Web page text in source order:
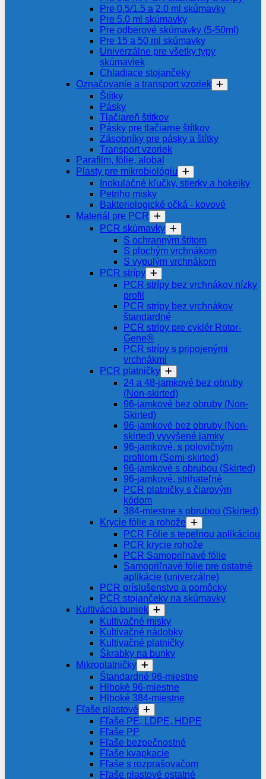
Pre 0.5/1.5 a 2.0 ml skúmavky
Pre 5.0 ml skúmavky
Pre odberové skúmavky (5-50ml)
Pre 15 a 50 ml skúmavky
Univerzálne pre všetky typy
skúmaviek
Chladiace stojančeky
Označovanie a transport vzoriek
Štítky
Pásky
Tlačiareň štítkov
Pásky pre tlačiarne štítkov
Zásobníky pre pásky a štítky
Transport vzoriek
Parafilm, fólie, alobal
Plasty pre mikrobiológiu
Inokulačné kľučky, stierky a hokejky
Petriho misky
Bakteriologické očká - kovové
Materiál pre PCR
PCR skúmavky
S ochranným štítom
S plochým vrchnákom
S vypulým vrchnákom
PCR strípy
PCR strípy bez vrchnákov nízky
profil
PCR strípy bez vrchnákov
štandardné
PCR strípy pre cyklér Rotor-
Gene®
PCR strípy s pripojenými
vrchnákmi
PCR platničky
24 a 48-jamkové bez obruby
(Non-skirted)
96-jamkové bez obruby (Non-
Skirted)
96-jamkové bez obruby (Non-
skirted) vyvýšené jamky
96-jamkové, s polovičným
profilom (Semi-skirted)
96-jamkové s obrubou (Skirted)
96-jamkové, strihateľné
PCR platničky s čiarovým
kódom
384-miestne s obrubou (Skirted)
Krycie fólie a rohože
PCR Fólie s tepelnou aplikáciou
PCR krycie rohože
PCR Samopriľnavé fólie
Samopriľnavé fólie pre ostatné
aplikácie (univerzálne)
PCR príslušenstvo a pomôcky
PCR stojančeky na skúmavky
Kultivácia buniek
Kultivačné misky
Kultivačné nádobky
Kultivačné platničky
Škrabky na bunky
Mikroplatničky
Štandardné 96-miestne
Hlboké 96-miestne
Hlboké 384-miestne
Fľaše plastové
Fľaše PE, LDPE, HDPE
Fľaše PP
Fľaše bezpečnostné
Fľaše kvapkacie
Fľaše s rozprašovačom
Fľaše plastové ostatné